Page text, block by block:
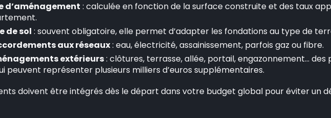
d’aménagement : calculée en fonction de la surface construite et des taux
de sol : souvent obligatoire, elle permet d’adapter les fondations au type de
aux réseaux: eau, électricité, assainissement, parfois gaz ou fibre.
extérieurs: clôtures, terrasse, allée, portail, engazonnement… des
peuvent représenter plusieurs milliers d’euros supplémentaires.
doivent être intégrés dès le départ dans votre budget global pour éviter un